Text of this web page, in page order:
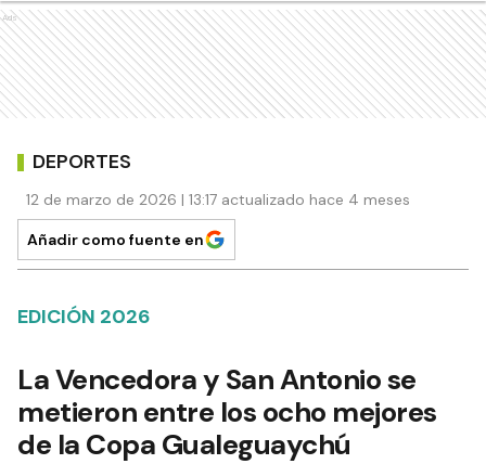
Ads
DEPORTES
12 de marzo de 2026 | 13:17 actualizado hace 4 meses
Añadir como fuente en
EDICIÓN 2026
La Vencedora y San Antonio se
metieron entre los ocho mejores
de la Copa Gualeguaychú